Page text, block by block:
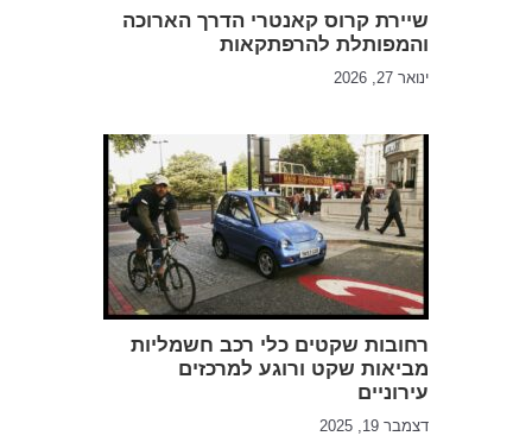
שיירת קרוס קאנטרי הדרך הארוכה
והמפותלת להרפתקאות
ינואר 27, 2026
רחובות שקטים כלי רכב חשמליות
מביאות שקט ורוגע למרכזים
עירוניים
דצמבר 19, 2025